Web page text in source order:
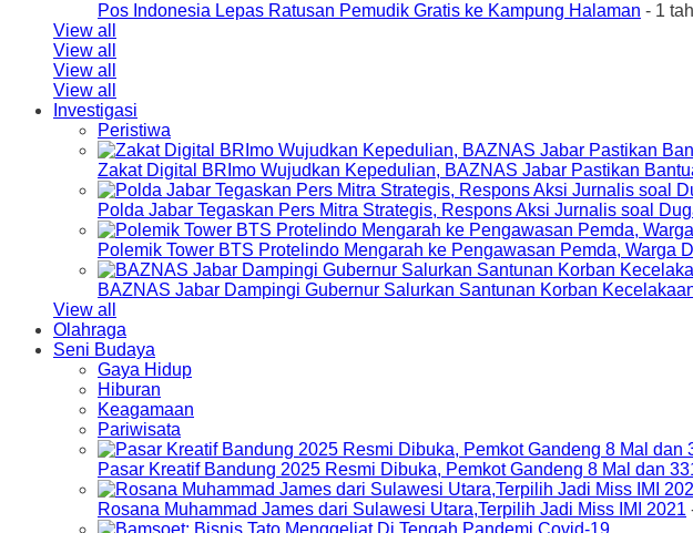
Pos Indonesia Lepas Ratusan Pemudik Gratis ke Kampung Halaman - 1
View all
View all
View all
View all
Investigasi
Peristiwa
Zakat Digital BRImo Wujudkan Kepedulian, BAZNAS Jabar Pastikan
Polda Jabar Tegaskan Pers Mitra Strategis, Respons Aksi Jurnalis soal
Polemik Tower BTS Protelindo Mengarah ke Pengawasan Pemda,
BAZNAS Jabar Dampingi Gubernur Salurkan Santunan Korban
View all
Olahraga
Seni Budaya
Gaya Hidup
Hiburan
Keagamaan
Pariwisata
Pasar Kreatif Bandung 2025 Resmi Dibuka, Pemkot Gandeng 8 Mal dan
Rosana Muhammad James dari Sulawesi Utara,Terpilih Jadi Miss IMI 2021